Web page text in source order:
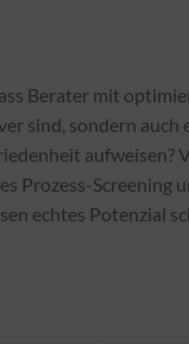
Berater mit
sind, sondern auch
aufweisen?
Prozess-Screening
echtes Potenzial